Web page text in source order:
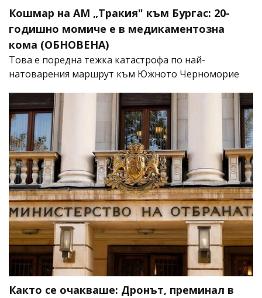
Кошмар на АМ „Тракия" към Бургас: 20-
годишно момиче е в медикаментозна
кома (ОБНОВЕНА)
Това е поредна тежка катастрофа по най-
натоварения маршрут към Южното Черноморие
Както се очакваше: Дронът, преминал в